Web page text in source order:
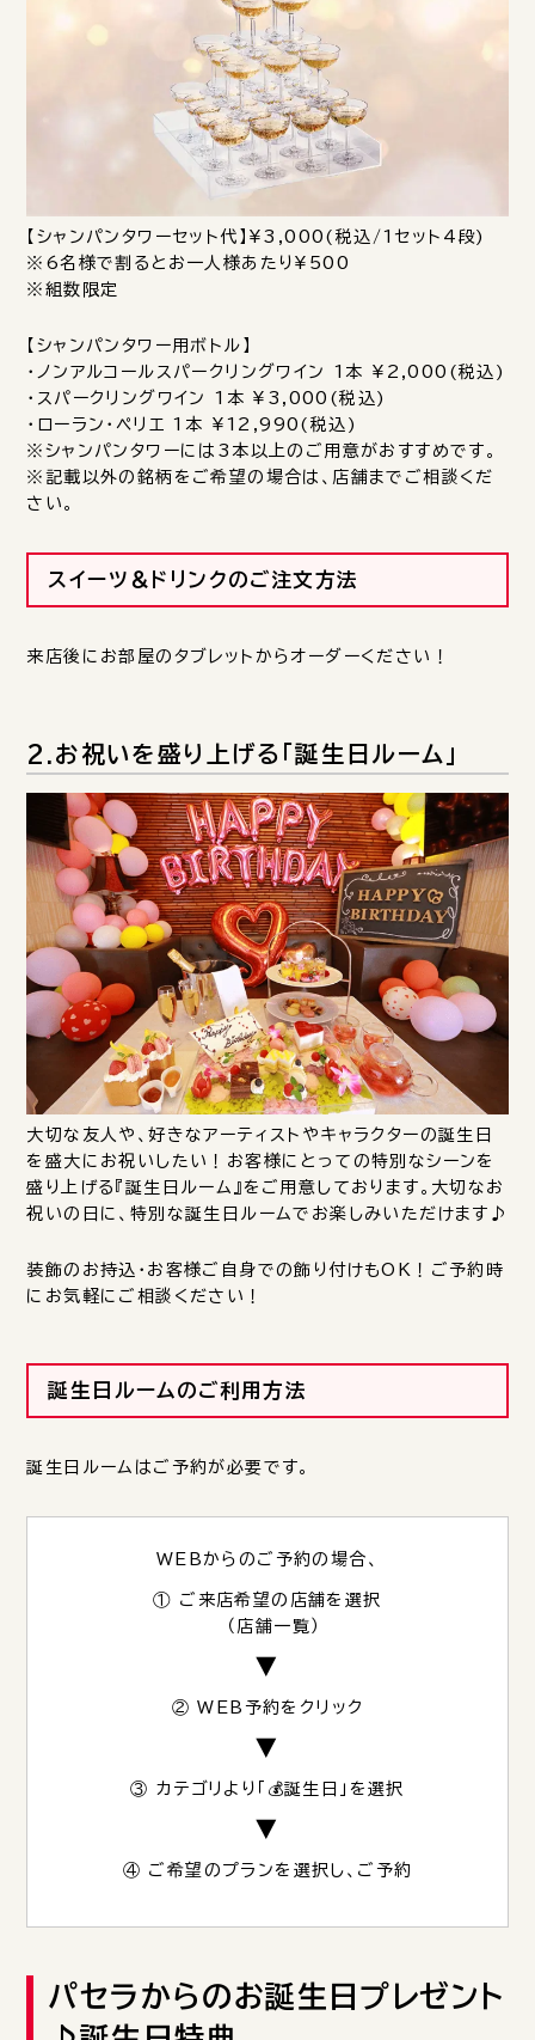
【シャンパンタワーセット代】¥3,000(税込/1セット4段)
※6名様で割るとお一人様あたり¥500
※組数限定
【シャンパンタワー用ボトル】
・ノンアルコールスパークリングワイン 1本 ¥2,000(税込)
・スパークリングワイン 1本 ¥3,000(税込)
・ローラン・ペリエ 1本 ¥12,990(税込)
※シャンパンタワーには3本以上のご用意がおすすめです。
※記載以外の銘柄をご希望の場合は、店舗までご相談くだ
さい。
スイーツ＆ドリンクのご注文方法
来店後にお部屋のタブレットからオーダーください！
2.お祝いを盛り上げる「誕生日ルーム」
大切な友人や、好きなアーティストやキャラクターの誕生日
を盛大にお祝いしたい！お客様にとっての特別なシーンを
盛り上げる『誕生日ルーム』をご用意しております。大切なお
祝いの日に、特別な誕生日ルームでお楽しみいただけます♪
装飾のお持込・お客様ご自身での飾り付けもOK！ご予約時
にお気軽にご相談ください！
誕生日ルームのご利用方法
誕生日ルームはご予約が必要です。
WEBからのご予約の場合、
① ご来店希望の店舗を選択
（ 店舗一覧 ）
▼
② WEB予約をクリック
▼
③ カテゴリより「💰誕生日」を選択
▼
④ ご希望のプランを選択し、ご予約
パセラからのお誕生日プレゼント